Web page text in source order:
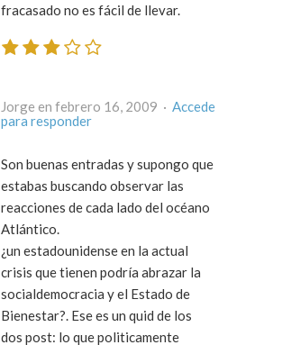
fracasado no es fácil de llevar.
Jorge en febrero 16, 2009 · Accede
para responder
Son buenas entradas y supongo que
estabas buscando observar las
reacciones de cada lado del océano
Atlántico.
¿un estadounidense en la actual
crisis que tienen podría abrazar la
socialdemocracia y el Estado de
Bienestar?. Ese es un quid de los
dos post: lo que politicamente